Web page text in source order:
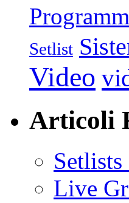
Setlist
Video
Articoli
Setlists
Live